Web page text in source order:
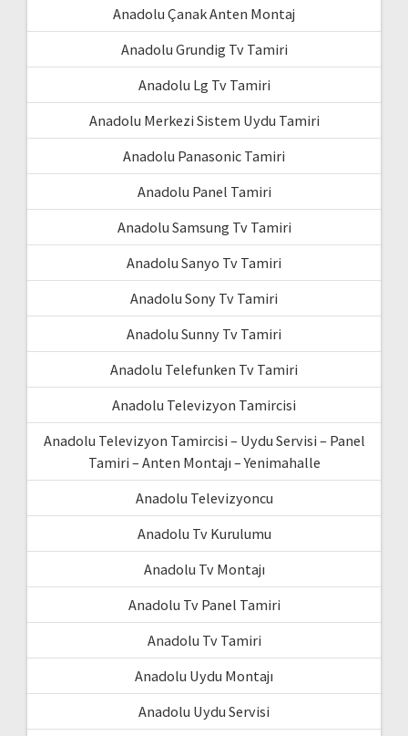
Anadolu Çanak Anten Montaj
Anadolu Grundig Tv Tamiri
Anadolu Lg Tv Tamiri
Anadolu Merkezi Sistem Uydu Tamiri
Anadolu Panasonic Tamiri
Anadolu Panel Tamiri
Anadolu Samsung Tv Tamiri
Anadolu Sanyo Tv Tamiri
Anadolu Sony Tv Tamiri
Anadolu Sunny Tv Tamiri
Anadolu Telefunken Tv Tamiri
Anadolu Televizyon Tamircisi
Anadolu Televizyon Tamircisi – Uydu Servisi – Panel
Tamiri – Anten Montajı – Yenimahalle
Anadolu Televizyoncu
Anadolu Tv Kurulumu
Anadolu Tv Montajı
Anadolu Tv Panel Tamiri
Anadolu Tv Tamiri
Anadolu Uydu Montajı
Anadolu Uydu Servisi